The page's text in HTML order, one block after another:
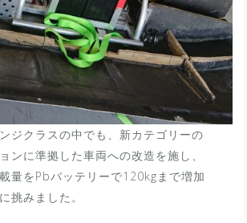
ジクラスの中でも、新カテゴリーの
ンに準拠した車両への改造を施し、
量をPbバッテリーで120kgまで増加
挑みました。